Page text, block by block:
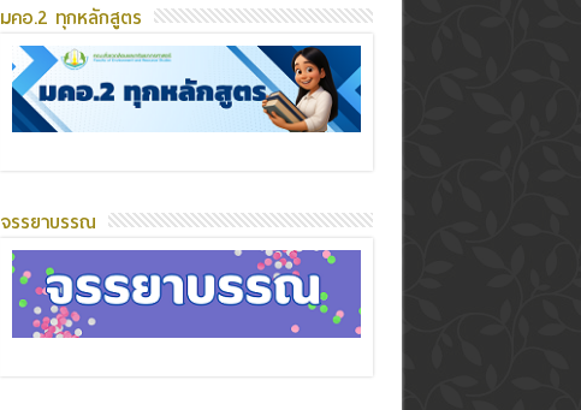
มคอ.2 ทุกหลักสูตร
จรรยาบรรณ